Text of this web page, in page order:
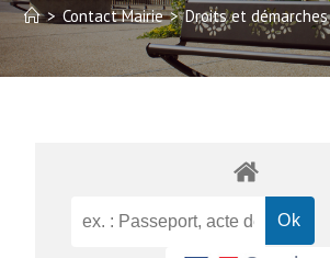
> Contact Mairie > Droits et démarches